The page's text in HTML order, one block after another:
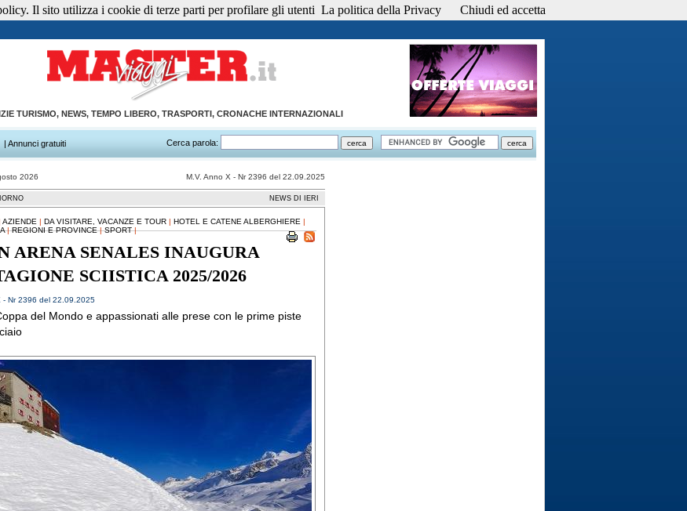
TURISMO, NEWS, TEMPO LIBERO, TRASPORTI, CRONACHE INTERNAZIONALI
| Annunci gratuiti Cerca parola:
2026 M.V. Anno X - Nr 2396 del 22.09.2025
NEWS DI IERI
AZIENDE | DA VISITARE, VACANZE E TOUR | HOTEL E CATENE ALBERGHIERE |
|REGIONI E PROVINCE|SPORT|
ARENA SENALES INAUGURA
SCIISTICA 2025/2026
- Nr 2396 del 22.09.2025
del Mondo e appassionati alle prese con le prime piste
Il sito utilizza i cookie di terze parti per profilare gli utenti La politica della Privacy Chiudi ed accetta